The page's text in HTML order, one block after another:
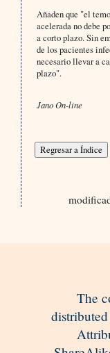
Añaden que "el
acelerada no debe
a corto plazo. Sin
de los pacientes
necesario llevar a
plazo".
Jano On-line
The